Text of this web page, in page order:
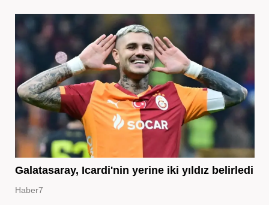
Galatasaray, Icardi'nin yerine iki yıldız belirledi
Haber7